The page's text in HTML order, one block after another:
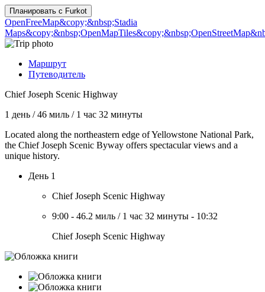
Планировать с Furkot
OpenFreeMap&copy;&nbsp;Stadia
Maps&copy;&nbsp;OpenMapTiles
Маршрут
Путеводитель
Chief Joseph Scenic Highway
1 день /46 миль / 1 час 32 минуты
Located along the northeastern edge of Yellowstone National Park,
the Chief Joseph Scenic Byway offers spectacular views and a
unique history.
День 1
Chief Joseph Scenic Highway
9:00 - 46.2 миль / 1 час 32 минуты - 10:32
Chief Joseph Scenic Highway